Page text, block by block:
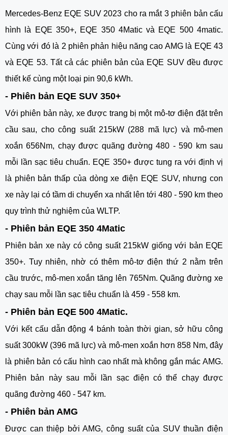
Mercedes-Benz EQE SUV 2023 cho ra mắt 3 phiên bản cấu
hình là EQE 350+, EQE 350 4Matic và EQE 500 4matic.
Cùng với đó là 2 phiên phản hiệu năng cao AMG là EQE 43
và EQE 53. Tất cả các phiên bản của EQE SUV đều được
thiết kế cùng một loại pin 90,6 kWh.
- Phiên bản EQE SUV 350+
Với phiên bản này, xe được trang bị một mô-tơ điện đặt trên
cầu sau, cho công suất 215kW (288 mã lực) và mô-men
xoắn 656Nm, chạy được quãng đường 480 - 590 km sau
mỗi lần sạc tiêu chuẩn. EQE 350+ được tung ra với định vị
là phiên bản thấp của dòng xe điện EQE SUV, nhưng con
xe này lại có tầm di chuyển xa nhất lên tới 480 - 590 km theo
quy trình thử nghiệm của WLTP.
- Phiên bản EQE 350 4Matic
Phiên bản xe này có công suất 215kW giống với bản EQE
350+. Tuy nhiên, nhờ có thêm mô-tơ điện thứ 2 nằm trên
cầu trước, mô-men xoắn tăng lên 765Nm. Quãng đường xe
chạy sau mỗi lần sạc tiêu chuẩn là 459 - 558 km.
- Phiên bản EQE 500 4Matic.
Với kết cấu dẫn động 4 bánh toàn thời gian, sở hữu công
suất 300kW (396 mã lực) và mô-men xoắn hơn 858 Nm, đây
là phiên bản có cấu hình cao nhất mà không gắn mác AMG.
Phiên bản này sau mỗi lần sạc điện có thể chạy được
quãng đường 460 - 547 km.
- Phiên bản AMG
Được can thiệp bởi AMG, công suất của SUV thuần điện